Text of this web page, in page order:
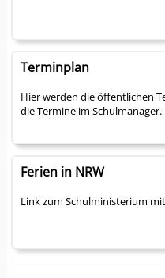
Terminplan
Hier werden die öffentlichen
die Termine im Schulmanager.
Ferien in NRW
Link zum Schulministerium